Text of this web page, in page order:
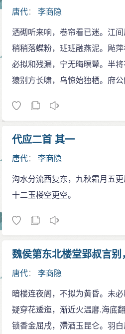
施蛰存认为，李商隐的诗的
白、杜甫、白居易，但是李商隐
诗人，因为爱好李商隐诗的人比
更多。在清代孙洙编选的《唐诗
影响。
晚唐时期，韩偓、吴融和唐
李商隐的诗歌风格。到了宋代，
多了。据叶燮说：“宋人七绝，
筠、钱惟演等人宗法李商隐，
为西昆体。在当时颇有影响，
髓，成就非常有限，影响力也
而消失。此外，王安石对李商隐
一些诗作“虽老杜无以过也”（《
本人的诗歌风格也明显受到李
在唐代，缺乏门第背景的知
有作为幕僚的经历。
文宗开成二年（837年），
在此之前，他已经失败过多次。
难以考证，有人相信甚至在
路。与大多数缺乏权势背景的考
望一举成功。他流传下来的诗
形，这多少说明他对于初试的失
翁从东川弘农尚书幕》诗中，
（太和七年，）比喻成阻挠他成
应举的失败不会让李商隐反
太和四年，曾经与他一起游学的
显然不是因为令狐绹的学识才华
唐代：李商隐
洒砌听来响，卷帘看已迷。江间
稍稍落蝶粉，班班融燕泥。飐萍
必拟和残漏，宁无晦暝鼙。半将
猿别方长啸，乌惊始独栖。府公
代应二首 其一
唐代：李商隐
沟水分流西复东，九秋霜月五更
十二玉楼空更空。
魏侯第东北楼堂郢叔言
唐代：李商隐
暗楼连夜阁，不拟为黄昏。未必
疑穿花逶迤，渐近火温黁.海底
锁香金屈戌，殢酒玉昆仑。羽白